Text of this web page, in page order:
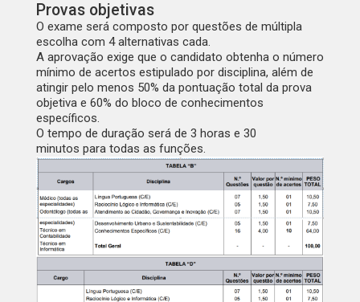
Provas objetivas
O exame será composto porquestões de múltipla
escolha com 4 alternativas cada.
A aprovação exige que o candidato obtenha o número
mínimo de acertos estipulado por disciplina, além de
atingir pelo menos 50% da pontuação total da prova
objetiva e 60% do bloco de conhecimentos
específicos.
O tempo de duração será de 3 horas e 30
minutos para todas as funções.